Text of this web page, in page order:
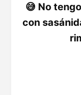
No
con